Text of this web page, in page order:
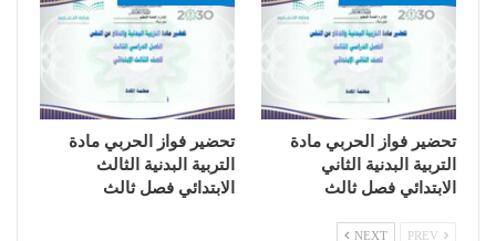
تحضير فواز الحربي مادة
التربية البدنية الثاني
الابتدائي فصل ثالث
تحضير فواز الحربي مادة
التربية البدنية الثالث
الابتدائي فصل ثالث
NEXT